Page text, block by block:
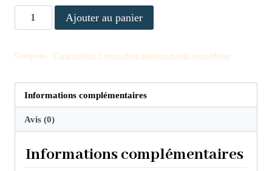
Ajouter au panier
Catégories : Carte cadeau, Carte cadeau massage et soin ayurvédique
Informations complémentaires
Avis (0)
Informations complémentaires